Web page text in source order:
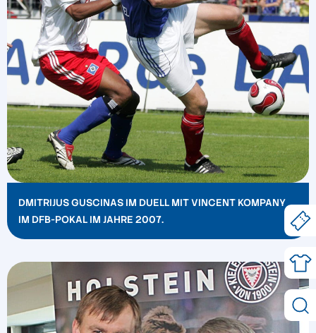
DMITRIJUS GUSCINAS IM DUELL MIT VINCENT KOMPANY
IM DFB-POKAL IM JAHRE 2007.